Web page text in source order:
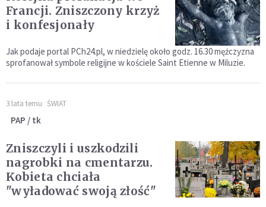
Francji. Zniszczony krzyż
i konfesjonały
Jak podaje portal PCh24.pl, w niedzielę około godz. 16.30 mężczyzna
sprofanował symbole religijne w kościele Saint Etienne w Miluzie.
3 lata temu ŚWIAT
PAP / tk
Zniszczyli i uszkodzili
nagrobki na cmentarzu.
Kobieta chciała
"wyładować swoją złość"